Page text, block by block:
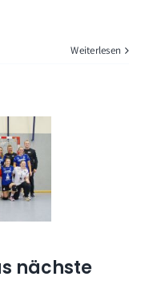
Weiterlesen
nächste